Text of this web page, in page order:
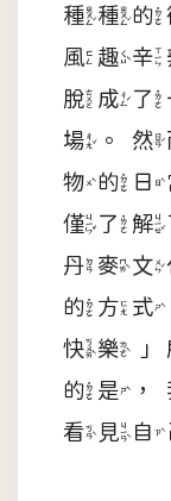
種種
風趣
脫成
場。
物的
僅了
丹麥
的方
快樂
的是，
看見自